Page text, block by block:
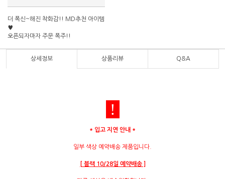
더 폭신~해진 착화감!! MD추천 아이템
♥
오픈되자마자 주문 폭주!!
상세정보 상품리뷰 Q&A
!
* 입고 지연 안내 *
일부 색상 예약배송 제품입니다.
[ 블랙 10/28일 예약배송 ]